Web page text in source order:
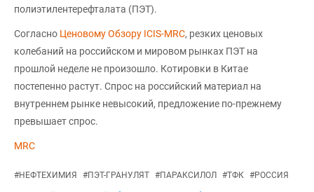
полиэтилентерефталата (ПЭТ).
Согласно Ценовому Обзору ICIS-MRC, резких ценовых
колебаний на российском и мировом рынках ПЭТ на
прошлой неделе не произошло. Котировки в Китае
постепенно растут. Спрос на российский материал на
внутреннем рынке невысокий, предложение по-прежнему
превышает спрос.
MRC
#НЕФТЕХИМИЯ #ПЭТ-ГРАНУЛЯТ #ПАРАКСИЛОЛ #ТФК #РОССИЯ